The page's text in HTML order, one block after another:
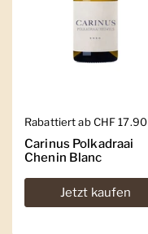
Regulärer Preis
Rabattiert ab CHF 17.90
Carinus Polkadraai
Chenin Blanc
Jetzt kaufen